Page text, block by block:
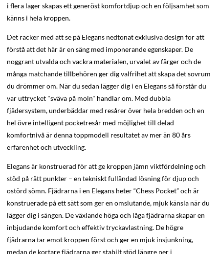
i flera lager skapas ett generöst komfortdjup och en följsamhet som
känns i hela kroppen.
Det räcker med att se på Elegans nedtonat exklusiva design för att
förstå att det här är en säng med imponerande egenskaper. De
noggrant utvalda och vackra materialen, urvalet av färger och de
många matchande tillbehören ger dig valfrihet att skapa det sovrum
du drömmer om. När du sedan lägger dig i en Elegans så förstår du
var uttrycket "sväva på moln" handlar om. Med dubbla
fjädersystem, underbäddar med resårer över hela bredden och en
hel övre intelligent pocketresår med möjlighet till delad
komfortnivå är denna toppmodell resultatet av mer än 80 års
erfarenhet och utveckling.
Elegans är konstruerad för att ge kroppen jämn viktfördelning och
stöd på rätt punkter – en tekniskt fulländad lösning för djup och
ostörd sömn. Fjädrarna i en Elegans heter “Chess Pocket” och är
konstruerade på ett sätt som ger en omslutande, mjuk känsla när du
lägger dig i sängen. De växlande höga och låga fjädrarna skapar en
inbjudande komfort och effektiv tryckavlastning. De högre
fjädrarna tar emot kroppen först och ger en mjuk insjunkning,
medan de kortare fjädrarna ger stabilt stöd längre ner i